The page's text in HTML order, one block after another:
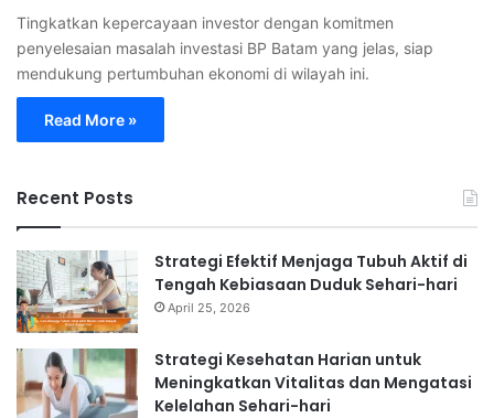
Tingkatkan kepercayaan investor dengan komitmen
penyelesaian masalah investasi BP Batam yang jelas, siap
mendukung pertumbuhan ekonomi di wilayah ini.
Read More »
Recent Posts
Strategi Efektif Menjaga Tubuh Aktif di
Tengah Kebiasaan Duduk Sehari-hari
April 25, 2026
Strategi Kesehatan Harian untuk
Meningkatkan Vitalitas dan Mengatasi
Kelelahan Sehari-hari